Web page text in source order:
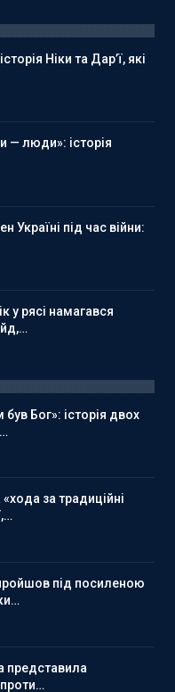
Ніки та Дар’ї, які
— люди»: історія
Україні під час війни:
у рясі намагався
Бог»: історія двох
за традиційні
під посиленою
представила